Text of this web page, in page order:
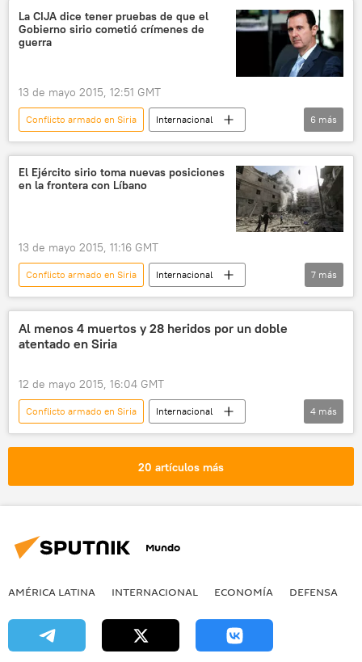
🌍 Oriente Medio
América del Norte
EEUU
Siria
Barack Obama
La CIJA dice tener pruebas de que el
Gobierno sirio cometió crímenes de
guerra
13 de mayo 2015, 12:51 GMT
Conflicto armado en Siria
Internacional
🌍 Oriente Medio
Siria
Bashar Asad
Comisión para la Justicia Internacional y la Responsabilidad
crímenes de guerra
6 más
El Ejército sirio toma nuevas posiciones
en la frontera con Líbano
13 de mayo 2015, 11:16 GMT
Conflicto armado en Siria
Internacional
🌍 Oriente Medio
Siria
Líbano
Ejército de Siria
Hizbulá
Frente al Nusra
7 más
Al menos 4 muertos y 28 heridos por un doble
atentado en Siria
12 de mayo 2015, 16:04 GMT
Conflicto armado en Siria
Internacional
🌍 Oriente Medio
Siria
Homs
4 más
20 artículos más
Mundo
AMÉRICA LATINA INTERNACIONAL ECONOMÍA DEFENSA